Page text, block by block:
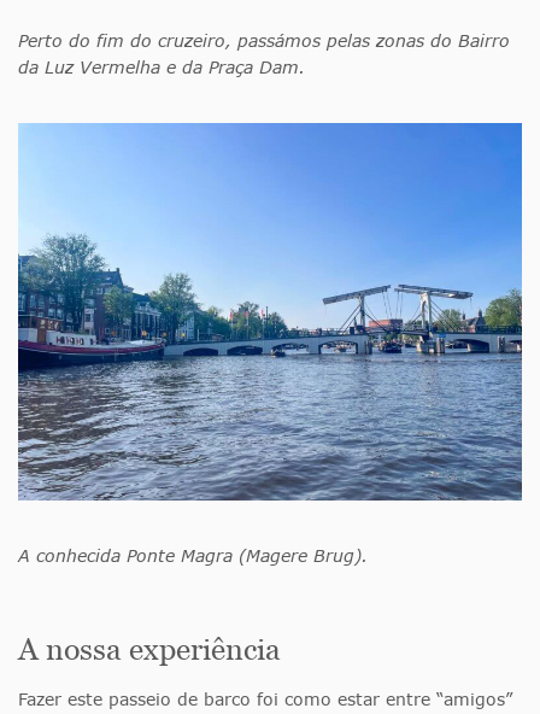
Perto do fim do cruzeiro, passámos pelas zonas do Bairro
da Luz Vermelha e da Praça Dam.
A conhecida Ponte Magra (Magere Brug).
A nossa experiência
Fazer este passeio de barco foi como estar entre “amigos”